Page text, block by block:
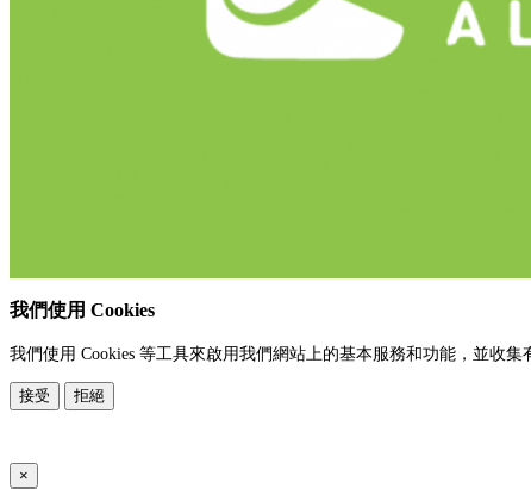
我們使用 Cookies
我們使用 Cookies 等工具來啟用我們網站上的基本服務和功能，並收
接受 拒絕
×